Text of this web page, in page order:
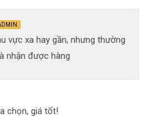
vực xa hay gần, nhưng thường
nhận được hàng
chọn, giá tốt!